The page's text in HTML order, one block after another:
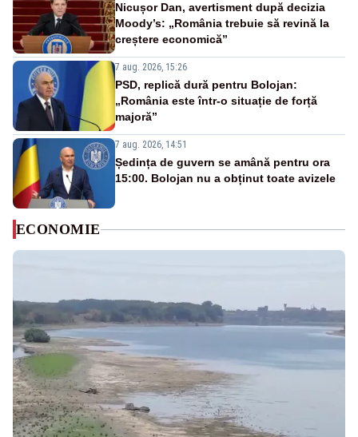
Nicușor Dan, avertisment după decizia
Moody’s: „România trebuie să revină la
creștere economică”
7 aug. 2026, 15:26
PSD, replică dură pentru Bolojan:
„România este într-o situație de forță
majoră”
7 aug. 2026, 14:51
Ședința de guvern se amână pentru ora
15:00. Bolojan nu a obținut toate avizele
ECONOMIE